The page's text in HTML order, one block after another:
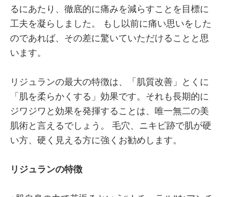
るにあたり、徹底的に痛みを減らすことを目標に
工夫を凝らしました。 もし以前に痛い思いをした
のであれば、その差に驚いていただけることと思
います。
リジュランの最大の特徴は、「肌質改善」とくに
「肌を柔らかくする」効果です。それも長期的に
ジワジワと効果を発揮することは、唯一無二の美
肌術と言えるでしょう。 毛穴、ニキビ跡で肌が硬
い方、硬く見える方に強くお勧めします。
リジュランの特徴